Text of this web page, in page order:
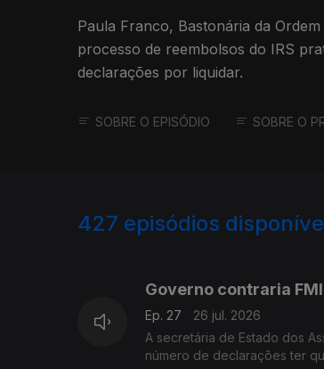
Paula Franco, Bastonária da
processo de reembolsos do IRS
declarações por liquidar.
SOBRE O EPISÓDIO SOBRE O
427 episódios
Governo contraria
Ep. 27
26 jul. 2026
A secretária de Estado dos
número de declarações ter